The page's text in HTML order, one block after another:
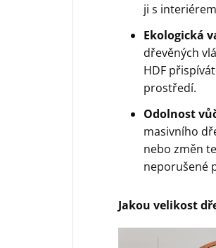
ji s
Ekologická
dřevěných
HDF
prostředí.
Odolnost
masivního
nebo změn
neporušené
Jakou velikost